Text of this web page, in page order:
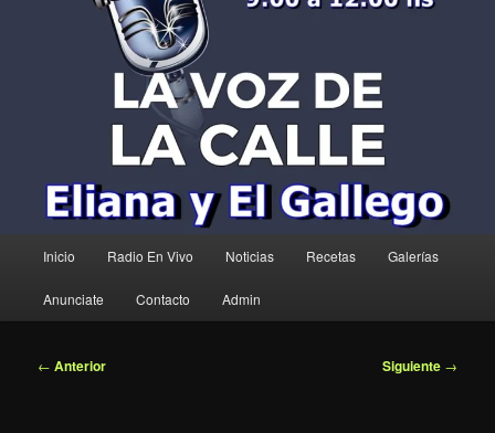
principal
Inicio Radio En Vivo Noticias Recetas Galerías
Anunciate Contacto Admin
Navegación
← Anterior Siguiente →